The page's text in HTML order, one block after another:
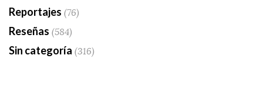
Reportajes (76)
Reseñas (584)
Sin categoría (316)